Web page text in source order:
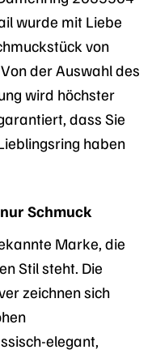
wurde mit Liebe
von
der Auswahl des
wird höchster
dass Sie
haben
Schmuck
Marke, die
Stil steht. Die
zeichnen sich
elegant,